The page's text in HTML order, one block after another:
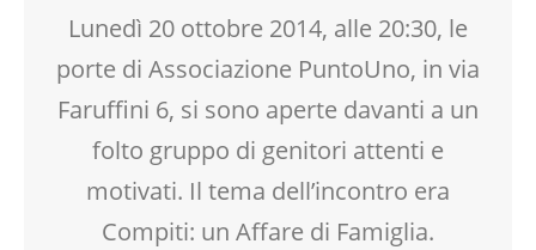
GENITORI
LABORATORIO
MAMME
PEDAGOGIA
SOCIALIZZAZIONE
Lunedì 20 ottobre 2014, alle 20:30, le
porte di Associazione PuntoUno, in via
Faruffini 6, si sono aperte davanti a un
folto gruppo di genitori attenti e
motivati. Il tema dell’incontro era
Compiti: un Affare di Famiglia.